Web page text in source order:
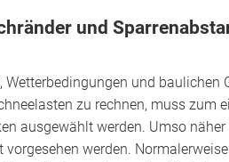
und
und
zu rechnen, muss zum
ausgewählt werden. Umso
vorgesehen werden.